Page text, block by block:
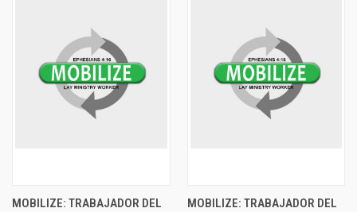
MOBILIZE: TRABAJADOR DEL
MOBILIZE: TRABAJADOR DEL